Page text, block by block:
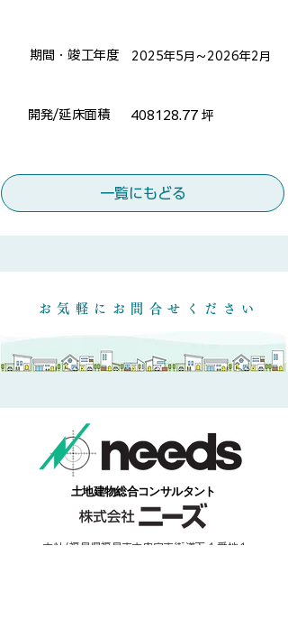
​期間・竣工年度 2025年5月～2026年2月
​開発/延床面積 408128.77 坪
一覧にもどる
​お気軽にお問合せください
本社/福島県福島市本内字南街道下１番地１
​土地建物総合コンサルタント